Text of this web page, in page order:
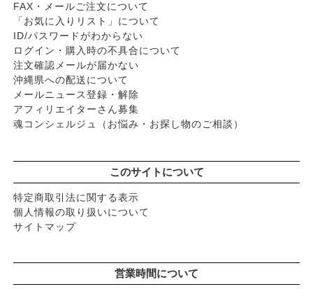
FAX・メールご注文について
「お気に入りリスト」について
ID/パスワードがわからない
ログイン・購入時の不具合について
注文確認メールが届かない
沖縄県への配送について
メールニュース登録・解除
アフィリエイターさん募集
魂コンシェルジュ（お悩み・お探し物のご相談）
このサイトについて
特定商取引法に関する表示
個人情報の取り扱いについて
サイトマップ
営業時間について